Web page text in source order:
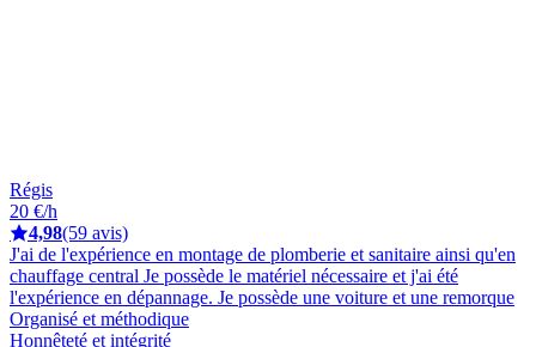
Régis
20 €/h
4,98(59 avis)
J'ai de l'expérience en montage de plomberie et sanitaire ainsi qu'en
chauffage central Je possède le matériel nécessaire et j'ai été
l'expérience en dépannage. Je possède une voiture et une remorque
Organisé et méthodique
Honnêteté et intégrité